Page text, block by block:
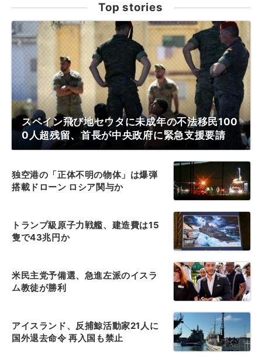
Top stories
スペイン飛び地セウタに未成年の不法移民100
0人超残留、首長が中央政府に緊急支援要請
独空港の「正体不明の物体」は爆弾
搭載ドローン ロシア関与か
トランプ級原子力戦艦、建造費は15
隻で43兆円か
米民主党予備選、急進左派のイスラ
ム教徒が勝利
アイスランド、反捕鯨活動家21人に
国外退去命令 再入国も禁止